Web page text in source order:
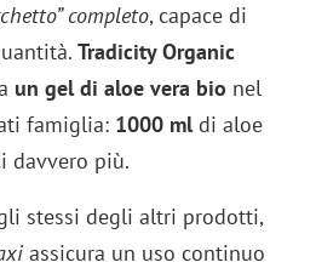
completo, capace di
Tradicity Organic
un gel di aloe vera bio nel
famiglia: 1000 mldi aloe
davvero più.
stessi degli altri prodotti,
assicura un uso continuo